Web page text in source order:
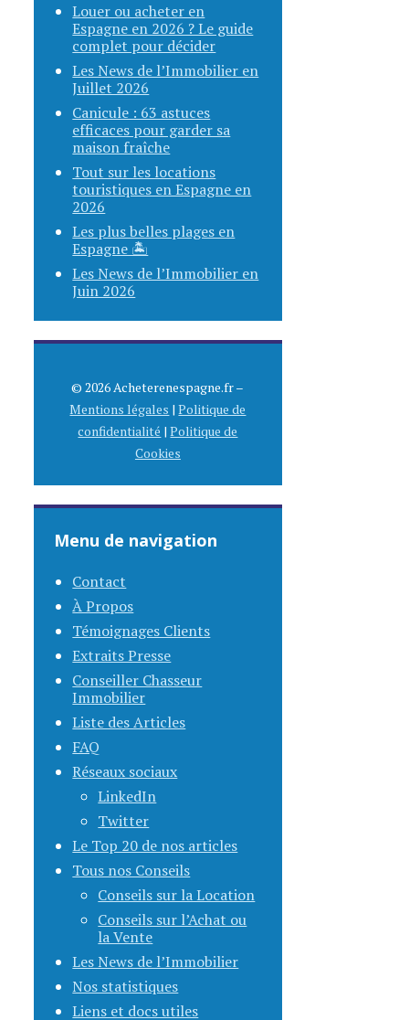
Louer ou acheter en
Espagne en 2026 ? Le guide
complet pour décider
Les News de l’Immobilier en
Juillet 2026
Canicule : 63 astuces
efficaces pour garder sa
maison fraîche
Tout sur les locations
touristiques en Espagne en
2026
Les plus belles plages en
Espagne 🏝️
Les News de l’Immobilier en
Juin 2026
© 2026 Acheterenespagne.fr –
Mentions légales |Politique de
confidentialité |Politique de
Cookies
Menu de navigation
Contact
À Propos
Témoignages Clients
Extraits Presse
Conseiller Chasseur
Immobilier
Liste des Articles
FAQ
Réseaux sociaux
LinkedIn
Twitter
Le Top 20 de nos articles
Tous nos Conseils
Conseils sur la Location
Conseils sur l’Achat ou
la Vente
Les News de l’Immobilier
Nos statistiques
Liens et docs utiles